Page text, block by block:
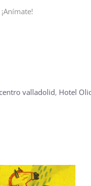
valladolid, Hotel